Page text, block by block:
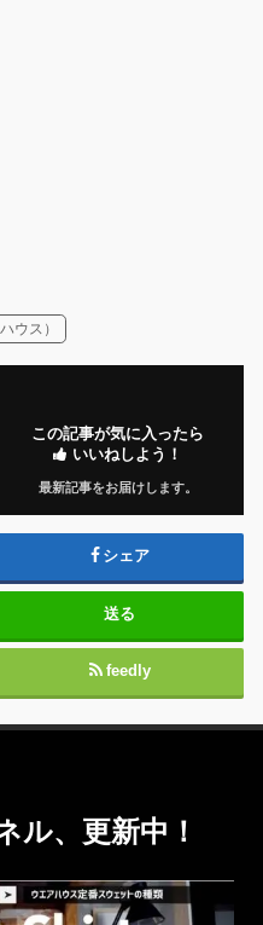
ウス）
この記事が気に入ったら
いいねしよう！
最新記事をお届けします。
シェア
送る
feedly
ル、更新中！